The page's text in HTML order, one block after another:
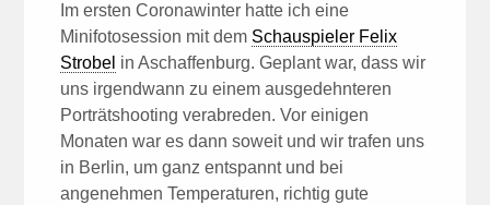
Im ersten Coronawinter hatte ich eine
Minifotosession mit dem Schauspieler Felix
Strobel in Aschaffenburg. Geplant war, dass wir
uns irgendwann zu einem ausgedehnteren
Porträtshooting verabreden. Vor einigen
Monaten war es dann soweit und wir trafen uns
in Berlin, um ganz entspannt und bei
angenehmen Temperaturen, richtig gute